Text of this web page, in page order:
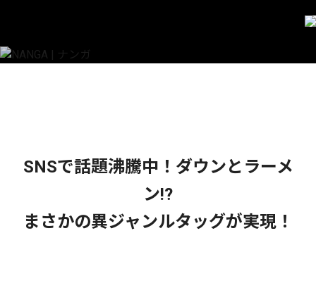
SNSで話題沸騰中！ダウンとラーメ
ン!?
まさかの異ジャンルタッグが実現！